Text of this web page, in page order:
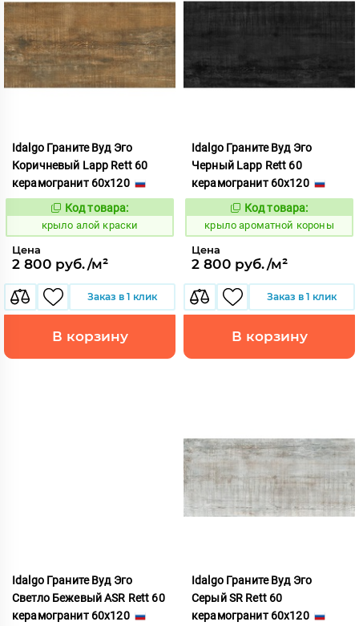
Idalgo Граните Вуд Эго
Коричневый Lapp Rett 60
керамогранит 60x120
828289
Код товара:
крыло алой краски
Цена
2 800 руб./м²
Заказ в 1 клик
В корзину
Idalgo Граните Вуд Эго
Черный Lapp Rett 60
керамогранит 60x120
828413
Код товара:
крыло ароматной короны
Цена
2 800 руб./м²
Заказ в 1 клик
В корзину
Idalgo Граните Вуд Эго
Светло Бежевый ASR Rett 60
керамогранит 60x120
Idalgo Граните Вуд Эго
Серый SR Rett 60
керамогранит 60x120